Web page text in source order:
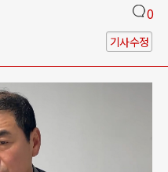
0
기사수정